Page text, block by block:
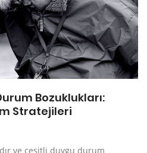
Bozuklukları:
Stratejileri
ve çeşitli duygu durum